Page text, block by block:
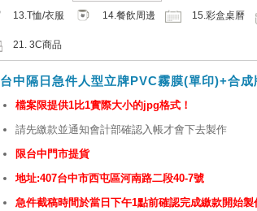
13.T恤/衣服
帽子配件類
14.餐飲周邊
15.彩盒桌曆
21. 3C商品
台中隔日急件人型立牌PVC霧膜(單印)+合
檔案限提供1比1實際大小的jpg格式！
請先繳款並通知會計部確認入帳才會下去製作
限台中門市提貨
地址:407台中市西屯區河南路二段40-7號
急件截稿時間於當日下午1點前確認完成繳款開始